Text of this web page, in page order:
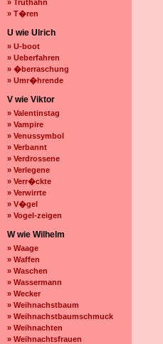
» Truthahn
» T�ren
U wie Ulrich
» U-boot
» Ueberfahren
» �berraschung
» Umr�hrende
V wie Viktor
» Valentinstag
» Vampire
» Venussymbol
» Verbannt
» Verdrossene
» Verlegene
» Verr�ckte
» Verwirrte
» V�gel
» Vogel-zeigen
W wie Wilhelm
» Waage
» Waffen
» Waschen
» Wassermann
» Wecker
» Weihnachstbaum
» Weihnachstbaumschmuck
» Weihnachten
» Weihnachtsfrauen